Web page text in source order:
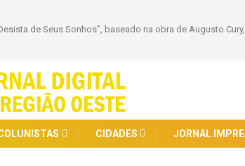
de Seus Sonhos”, baseado na obra de Augusto
CIDADES JORNAL